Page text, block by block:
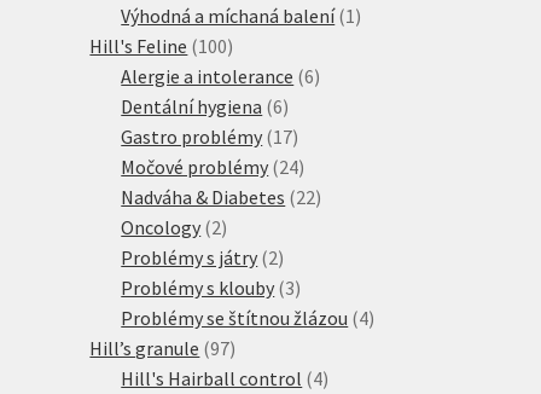
produkty
Výhodná a míchaná balení 11
Hill's Feline 100100
produktů
Alergie a intolerance 66
Dentální hygiena 66
produktů
Gastro problémy 1717
produktů
Močové problémy 2424
produktů
Nadváha & Diabetes 2222
Oncology 22
produkty
Problémy s játry 22
produkty
Problémy s klouby 33
produkty
Problémy se štítnou žlázou 44
Hill’s granule 9797
produktů
Hill's Hairball control 44